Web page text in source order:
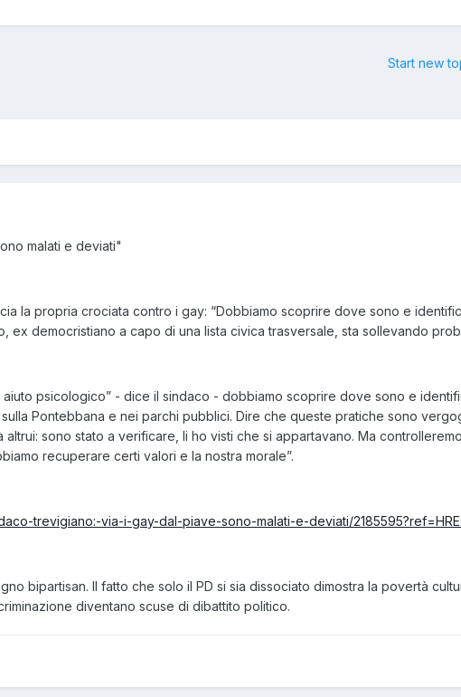
Start new
malati e deviati"
la propria crociata contro i gay: “Dobbiamo scoprire dove sono e
ex democristiano a capo di una lista civica trasversale, sta sollevando
aiuto psicologico” - dice il sindaco - dobbiamo scoprire dove sono e
Pontebbana e nei parchi pubblici. Dire che queste pratiche sono
sono stato a verificare, li ho visti che si appartavano. Ma
recuperare certi valori e la nostra morale”.
trevigiano:-via-i-gay-dal-piave-sono-malati-e-deviati/
bipartisan. Il fatto che solo il PD si sia dissociato dimostra la povertà
diventano scuse di dibattito politico.